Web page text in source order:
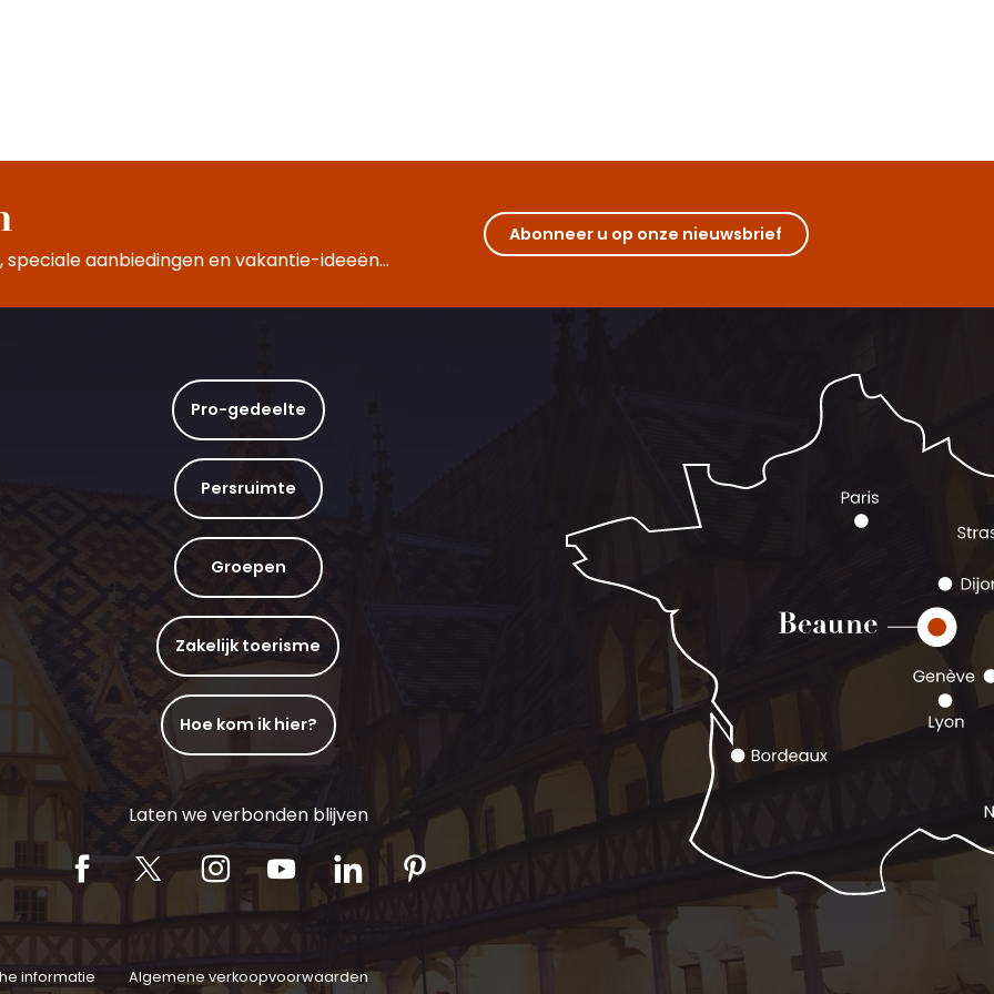
produceren
Bourgognes van
aanbiedingen en vakantie-ideeën...
Abonneer u op onze nieuwsbrief
Pro-gedeelte
Persruimte
Groepen
Zakelijk toerisme
Hoe kom ik hier?
Laten we verbonden blijven
informatie Algemene verkoopvoorwaarden